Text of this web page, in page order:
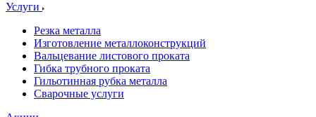
Услуги
Резка металла
Изготовление металлоконструкций
Вальцевание листового проката
Гибка трубного проката
Гильотинная рубка металла
Сварочные услуги